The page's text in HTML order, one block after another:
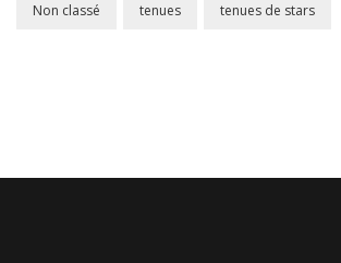
Non classé tenues tenues de stars